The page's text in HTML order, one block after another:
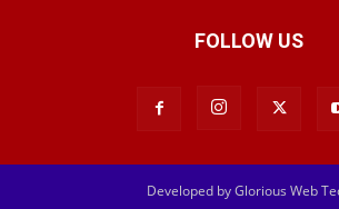
FOLLOW US
Developed by Glorious Web